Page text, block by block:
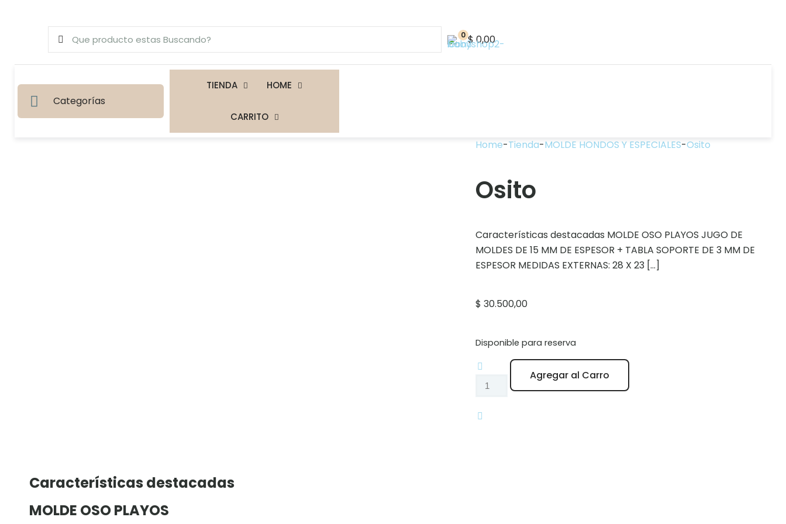
0 $ 0,00
Categorías
TIENDA HOME
CARRITO
Home-Tienda-MOLDE HONDOS Y ESPECIALES-Osito
Osito
Características destacadas MOLDE OSO PLAYOS JUGO DE
MOLDES DE 15 MM DE ESPESOR + TABLA SOPORTE DE 3 MM DE
ESPESOR MEDIDAS EXTERNAS: 28 X 23 […]
$ 30.500,00
Disponible para reserva
Osito
Agregar al Carro
Características destacadas
MOLDE OSO PLAYOS